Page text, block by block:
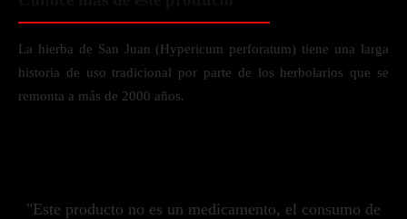
La hierba de San Juan (Hypericum perforatum) tiene una larga
historia de uso tradicional por parte de los herbolarios que se
remonta a más de 2000 años.
"Este producto no es un medicamento, el consumo de